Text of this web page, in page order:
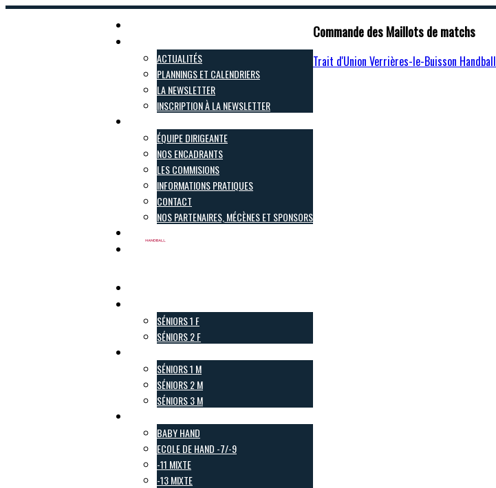
ACTUALITÉS
PLANNINGS ET CALENDRIERS
LA NEWSLETTER
INSCRIPTION À LA NEWSLETTER
ÉQUIPE DIRIGEANTE
NOS ENCADRANTS
LES COMMISIONS
INFORMATIONS PRATIQUES
CONTACT
NOS PARTENAIRES, MÉCÈNES ET SPONSORS
SÉNIORS 1 F
SÉNIORS 2 F
SÉNIORS 1 M
SÉNIORS 2 M
SÉNIORS 3 M
BABY HAND
ECOLE DE HAND -7/-9
-11 MIXTE
-13 MIXTE
Commande des Maillots de matchs
Trait d'Union Verrières-le-Buisson Handball